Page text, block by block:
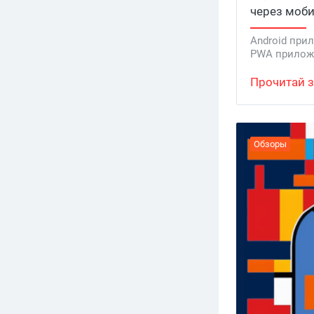
через
вертикали
заглушки
команды
где взять,
качает и
Android
PWA
Прочитай
Обзоры